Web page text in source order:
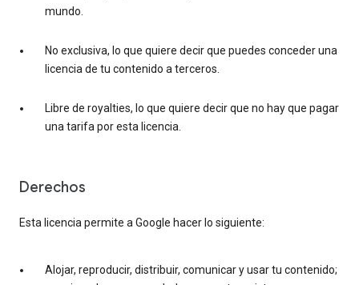
mundo.
No exclusiva, lo que quiere decir que puedes conceder una
licencia de tu contenido a terceros.
Libre de royalties, lo que quiere decir que no hay que pagar
una tarifa por esta licencia.
Derechos
Esta licencia permite a Google hacer lo siguiente:
Alojar, reproducir, distribuir, comunicar y usar tu contenido;